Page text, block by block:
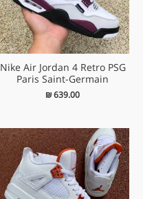
Nike Air Jordan 4 Retro PSG
Paris Saint-Germain
₪639.00